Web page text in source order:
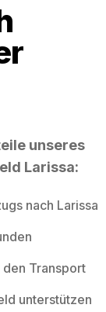
unseres
Larissa:
nach Larissa
Transport
unterstützen